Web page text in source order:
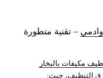
– تقنية متطورة
مكيفات بالبخار
التنظيف، حيث: